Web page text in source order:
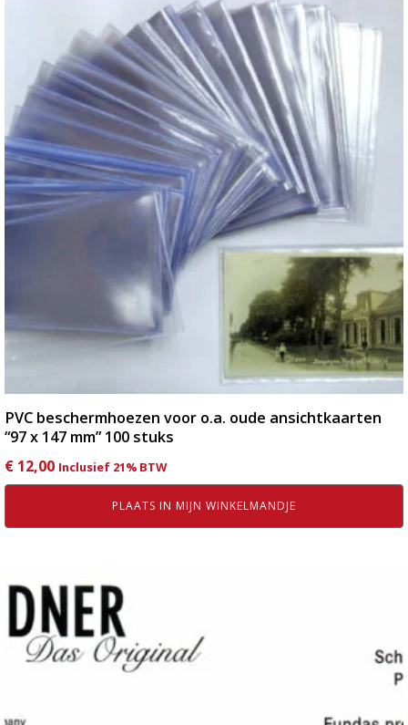
PVC beschermhoezen voor o.a. oude ansichtkaarten
“97 x 147 mm” 100 stuks
€ 12,00 Inclusief 21% BTW
PLAATS IN MIJN WINKELMANDJE